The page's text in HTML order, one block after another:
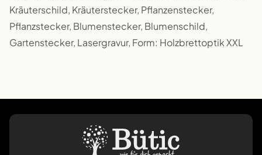
Kräuterschild, Kräuterstecker, Pflanzenstecker,
Pflanzstecker, Blumenstecker, Blumenschild,
Gartenstecker, Lasergravur, Form: Holzbrettoptik XXL